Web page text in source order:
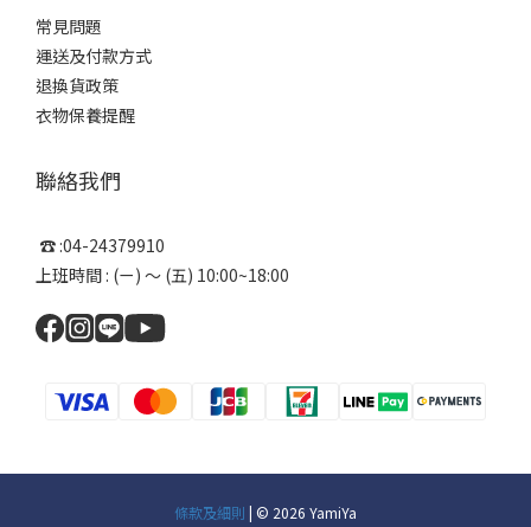
常見問題
運送及付款方式
退換貨政策
衣物保養提醒
聯絡我們
☎ :04-24379910
上班時間 : (ㄧ) ～ (五) 10:00~18:00
條款及細則 | © 2026 YamiYa